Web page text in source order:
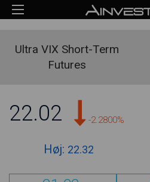
Ultra VIX Short-Term
Futures
22.02 -2.2800%
Høj: 22.32